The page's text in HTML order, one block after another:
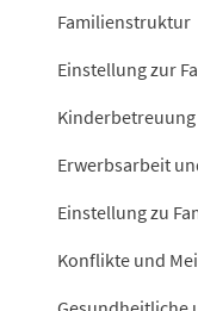
Familienstruktur
Einstellung zur
Erwerbsarbeit
Einstellung zu
Konflikte und